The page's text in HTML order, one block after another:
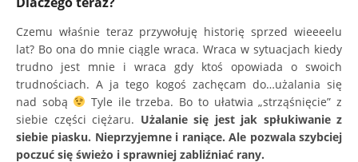
Czemu właśnie teraz przywołuję historię sprzed wieeeelu
lat? Bo ona do mnie ciągle wraca. Wraca w sytuacjach kiedy
trudno jest mnie i wraca gdy ktoś opowiada o swoich
trudnościach. A ja tego kogoś zachęcam do…użalania się
nad sobą
Tyle ile trzeba. Bo to ułatwia „strząśnięcie” z
siebie części ciężaru. Użalanie się jest jak spłukiwanie z
siebie piasku. Nieprzyjemne i raniące. Ale pozwala szybciej
poczuć się świeżo i sprawniej zabliźniać rany.